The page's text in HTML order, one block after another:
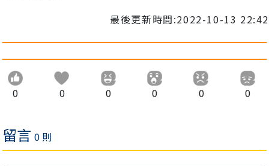
最後更新時間:2022-10-13 22:42
0 0 0 0 0 0